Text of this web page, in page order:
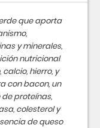
que aporta
y minerales,
nutricional
hierro, y
con bacon, un
proteínas,
colesterol y
de queso